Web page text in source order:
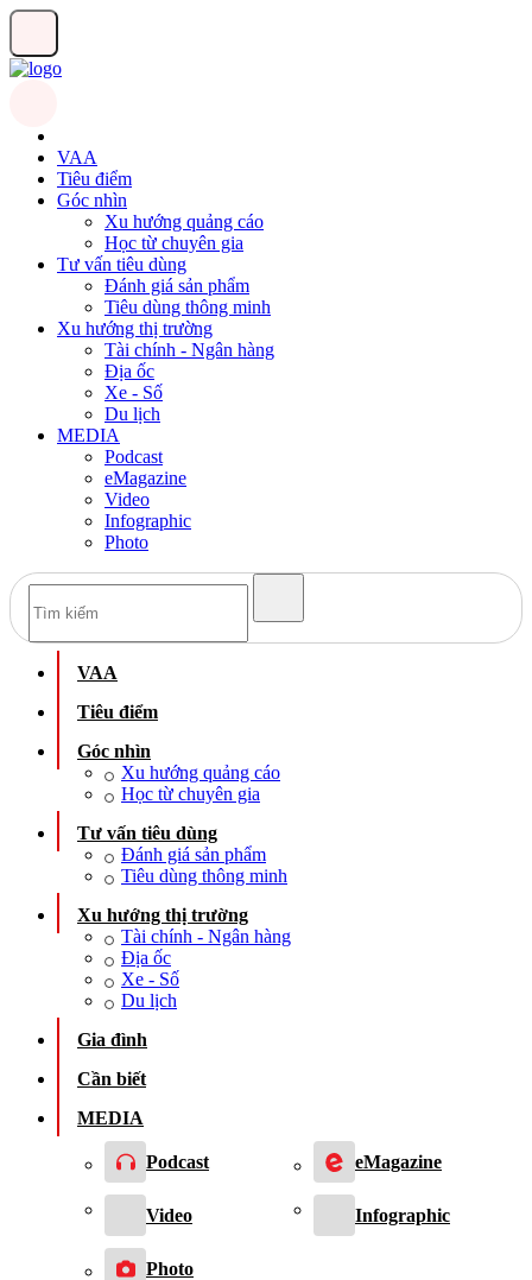
VAA
Tiêu điểm
Góc nhìn
Xu hướng quảng cáo
Học từ chuyên gia
Tư vấn tiêu dùng
Đánh giá sản phẩm
Tiêu dùng thông minh
Xu hướng thị trường
Tài chính - Ngân hàng
Địa ốc
Xe - Số
Du lịch
MEDIA
Podcast
eMagazine
Video
Infographic
Photo
VAA
Tiêu điểm
Góc nhìn
Xu hướng quảng cáo
Học từ chuyên gia
Tư vấn tiêu dùng
Đánh giá sản phẩm
Tiêu dùng thông minh
Xu hướng thị trường
Tài chính - Ngân hàng
Địa ốc
Xe - Số
Du lịch
Gia đình
Cần biết
MEDIA
Podcast eMagazine
Video Infographic
Photo